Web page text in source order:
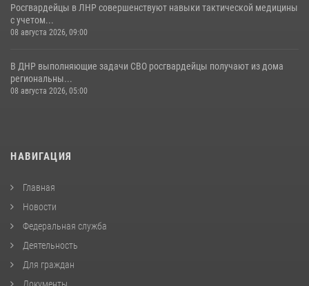
Росгвардейцы в ЛНР совершенствуют навыки тактической медицины
с учетом...
08 августа 2026, 09:00
В ДНР выполняющие задачи СВО росгвардейцы получают из дома
региональны...
08 августа 2026, 05:00
НАВИГАЦИЯ
Главная
Новости
Федеральная служба
Деятельность
Для граждан
Документы